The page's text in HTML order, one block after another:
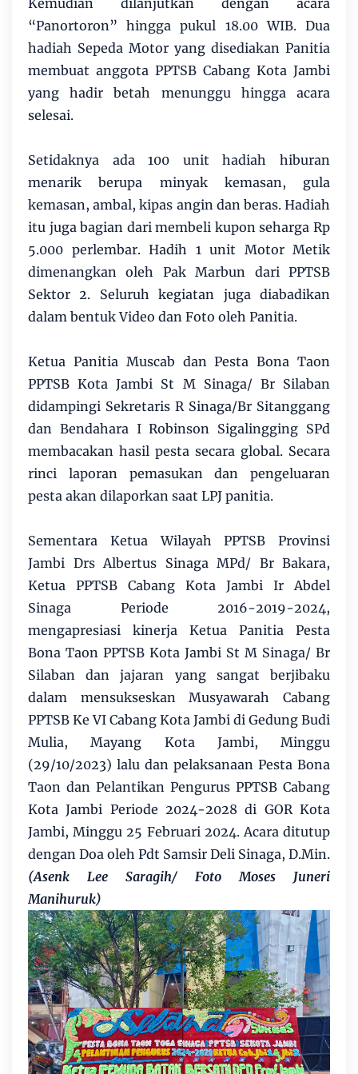
Kemudian dilanjutkan dengan acara
“Panortoron” hingga pukul 18.00 WIB. Dua
hadiah Sepeda Motor yang disediakan Panitia
membuat anggota PPTSB Cabang Kota Jambi
yang hadir betah menunggu hingga acara
selesai.
Setidaknya ada 100 unit hadiah hiburan
menarik berupa minyak kemasan, gula
kemasan, ambal, kipas angin dan beras. Hadiah
itu juga bagian dari membeli kupon seharga Rp
5.000 perlembar. Hadih 1 unit Motor Metik
dimenangkan oleh Pak Marbun dari PPTSB
Sektor 2. Seluruh kegiatan juga diabadikan
dalam bentuk Video dan Foto oleh Panitia.
Ketua Panitia Muscab dan Pesta Bona Taon
PPTSB Kota Jambi St M Sinaga/ Br Silaban
didampingi Sekretaris R Sinaga/Br Sitanggang
dan Bendahara I Robinson Sigalingging SPd
membacakan hasil pesta secara global. Secara
rinci laporan pemasukan dan pengeluaran
pesta akan dilaporkan saat LPJ panitia.
Sementara Ketua Wilayah PPTSB Provinsi
Jambi Drs Albertus Sinaga MPd/ Br Bakara,
Ketua PPTSB Cabang Kota Jambi Ir Abdel
Sinaga Periode 2016-2019-2024,
mengapresiasi kinerja Ketua Panitia Pesta
Bona Taon PPTSB Kota Jambi St M Sinaga/ Br
Silaban dan jajaran yang sangat berjibaku
dalam mensukseskan Musyawarah Cabang
PPTSB Ke VI Cabang Kota Jambi di Gedung Budi
Mulia, Mayang Kota Jambi, Minggu
(29/10/2023) lalu dan pelaksanaan Pesta Bona
Taon dan Pelantikan Pengurus PPTSB Cabang
Kota Jambi Periode 2024-2028 di GOR Kota
Jambi, Minggu 25 Februari 2024. Acara ditutup
dengan Doa oleh Pdt Samsir Deli Sinaga, D.Min.
(Asenk Lee Saragih/ Foto Moses Juneri
Manihuruk)